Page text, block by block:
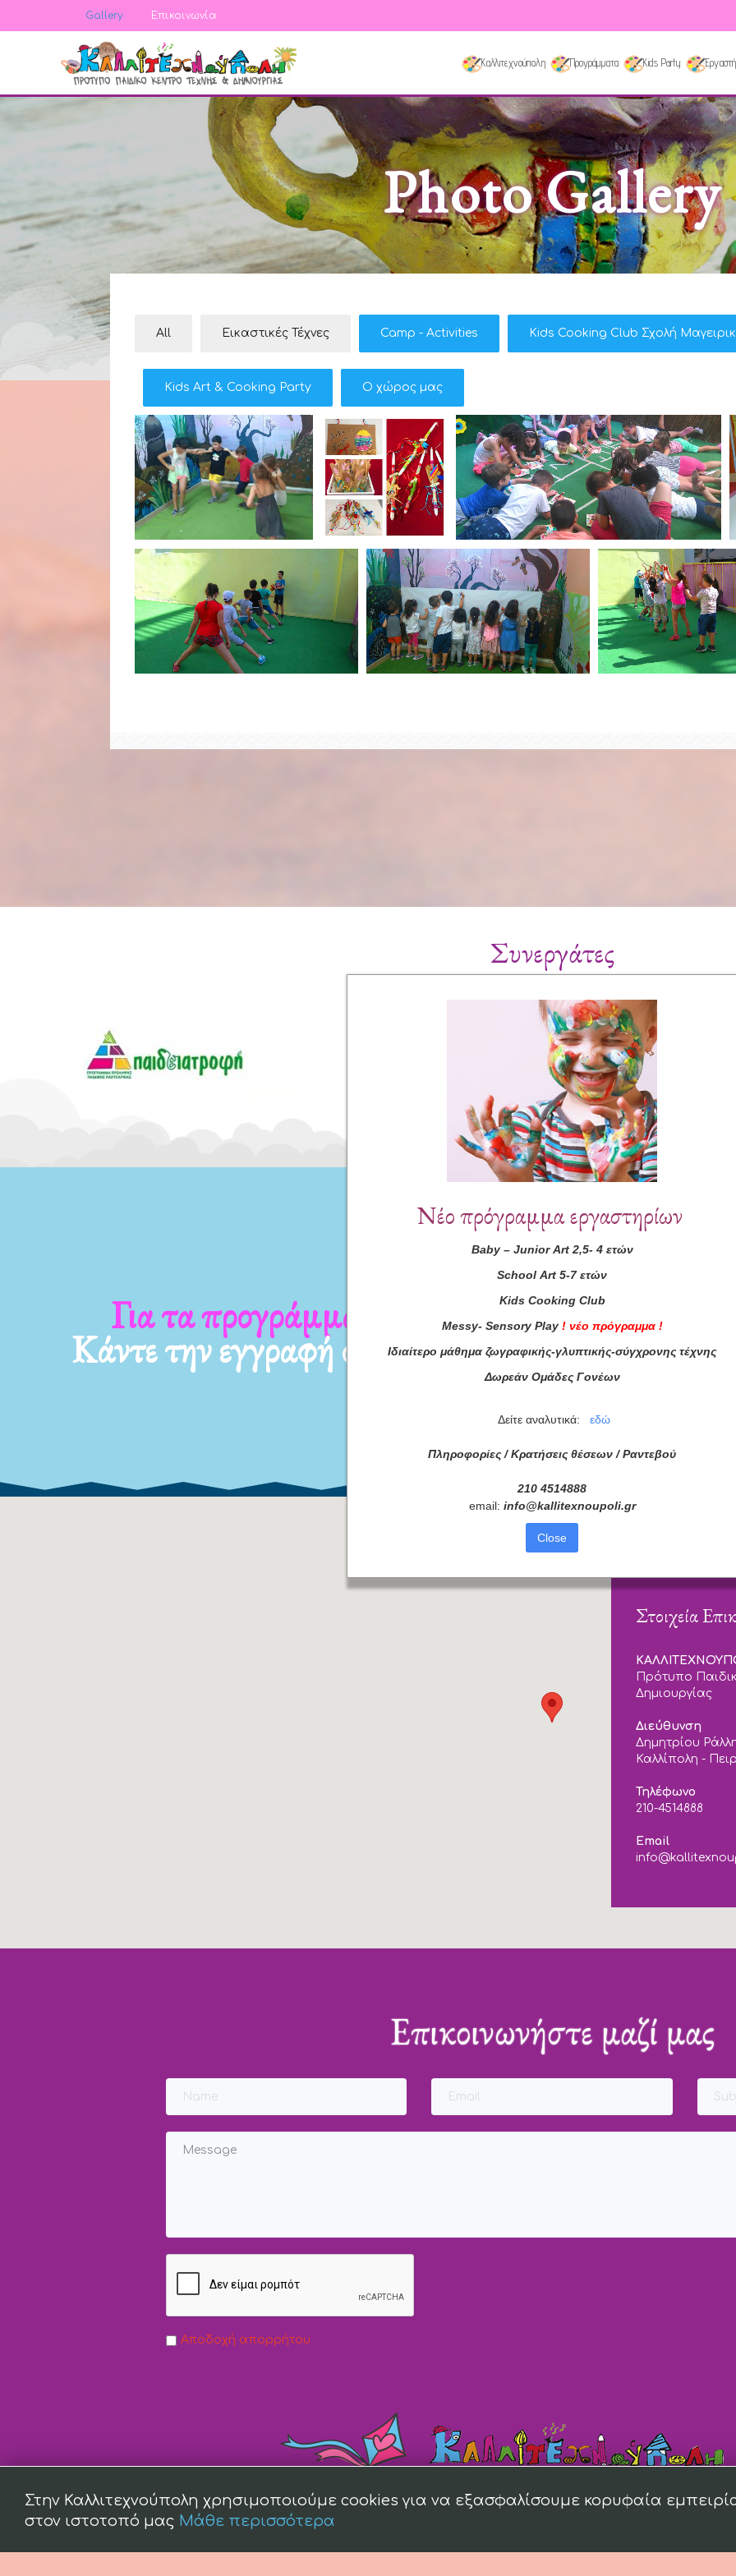
Gallery Επικοινωνία
Καλλιτεχνούπολη Προγράμματα Kids Party
Photo Gallery
All Εικαστικές Τέχνες Camp - Activities Kids Cooking Club Σχολή
Kids Art & Cooking Party Ο χώρος μας
Συνεργάτες
Για τα προγράμματά μας
Κάντε την εγγραφή σας τώρα!
Στοιχεία
Πρότυπο
Δημιουργίας
Διεύθυνση
Δημητρίου
Καλλίπολη -
Τηλέφωνο
210-4514888
Email
Επικοινωνήστε μαζί μας
Αποδοχή απορρήτου
Νέο πρόγραμμα εργαστηρίων
Baby– Junior Art2,5- 4 ετών
School Art 5-7 ετών
Kids Cooking Club
Messy- Sensory Play ! νέο πρόγραμμα !
Ιδιαίτερο μάθημα ζωγραφικής-γλυπτικής-σύγχρονης τέχνης
Δωρεάν Ομάδες Γονέων
Δείτε αναλυτικά: εδώ
Πληροφορίες / Κρατήσεις θέσεων / Ραντεβού
210 4514888
email: info@kallitexnoupoli.gr
Close
Στην Καλλιτεχνούπολη χρησιμοποιούμε cookies για να εξασφαλίσουμε κορυφαία
στον ιστοτοπό μας Μάθε περισσότερα